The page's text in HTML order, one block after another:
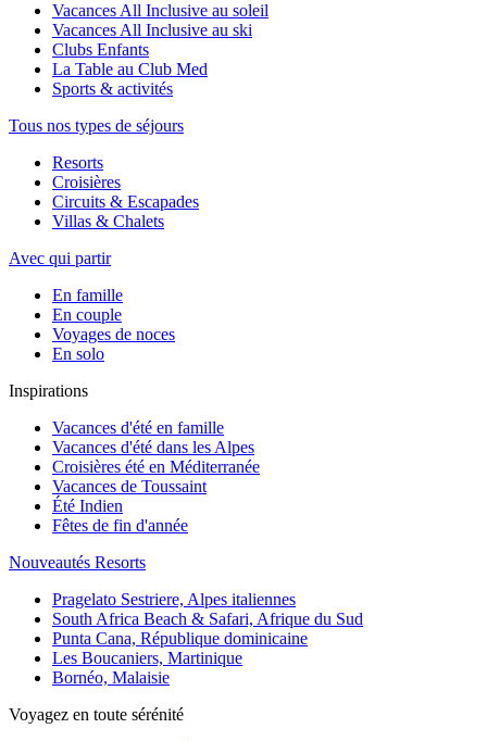
Vacances All Inclusive au soleil
Vacances All Inclusive au ski
Clubs Enfants
La Table au Club Med
Sports & activités
Tous nos types de séjours
Resorts
Croisières
Circuits & Escapades
Villas & Chalets
Avec qui partir
En famille
En couple
Voyages de noces
En solo
Inspirations
Vacances d'été en famille
Vacances d'été dans les Alpes
Croisières été en Méditerranée
Vacances de Toussaint
Été Indien
Fêtes de fin d'année
Nouveautés Resorts
Pragelato Sestriere, Alpes italiennes
South Africa Beach & Safari, Afrique du Sud
Punta Cana, République dominicaine
Les Boucaniers, Martinique
Bornéo, Malaisie
Voyagez en toute sérénité